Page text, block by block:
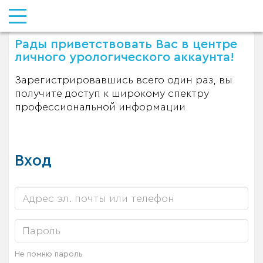
Рады приветствовать Вас в центре
личного урологического аккаунта!
Зарегистрировавшись всего один раз, вы
получите доступ к широкому спектру
профессиональной информации
Вход
Не помню пароль